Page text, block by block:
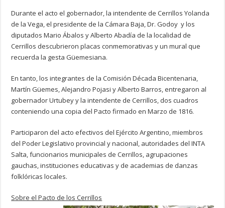
Durante el acto el gobernador, la intendente de Cerrillos Yolanda
de la Vega, el presidente de la Cámara Baja, Dr. Godoy y los
diputados Mario Ábalos y Alberto Abadía de la localidad de
Cerrillos descubrieron placas conmemorativas y un mural que
recuerda la gesta Güemesiana.
En tanto, los integrantes de la Comisión Década Bicentenaria,
Martín Güemes, Alejandro Pojasi y Alberto Barros, entregaron al
gobernador Urtubey y la intendente de Cerrillos, dos cuadros
conteniendo una copia del Pacto firmado en Marzo de 1816.
Participaron del acto efectivos del Ejército Argentino, miembros
del Poder Legislativo provincial y nacional, autoridades del INTA
Salta, funcionarios municipales de Cerrillos, agrupaciones
gauchas, instituciones educativas y de academias de danzas
folklóricas locales.
Sobre el Pacto de los Cerrillos